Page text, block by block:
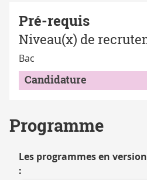
Pré-requis
Niveau(x) de
Bac
Candidature
Programme
Les programmes en
: